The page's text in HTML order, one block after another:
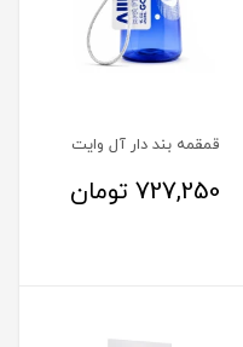
قمقمه بند دار آل وایت
727,250 تومان